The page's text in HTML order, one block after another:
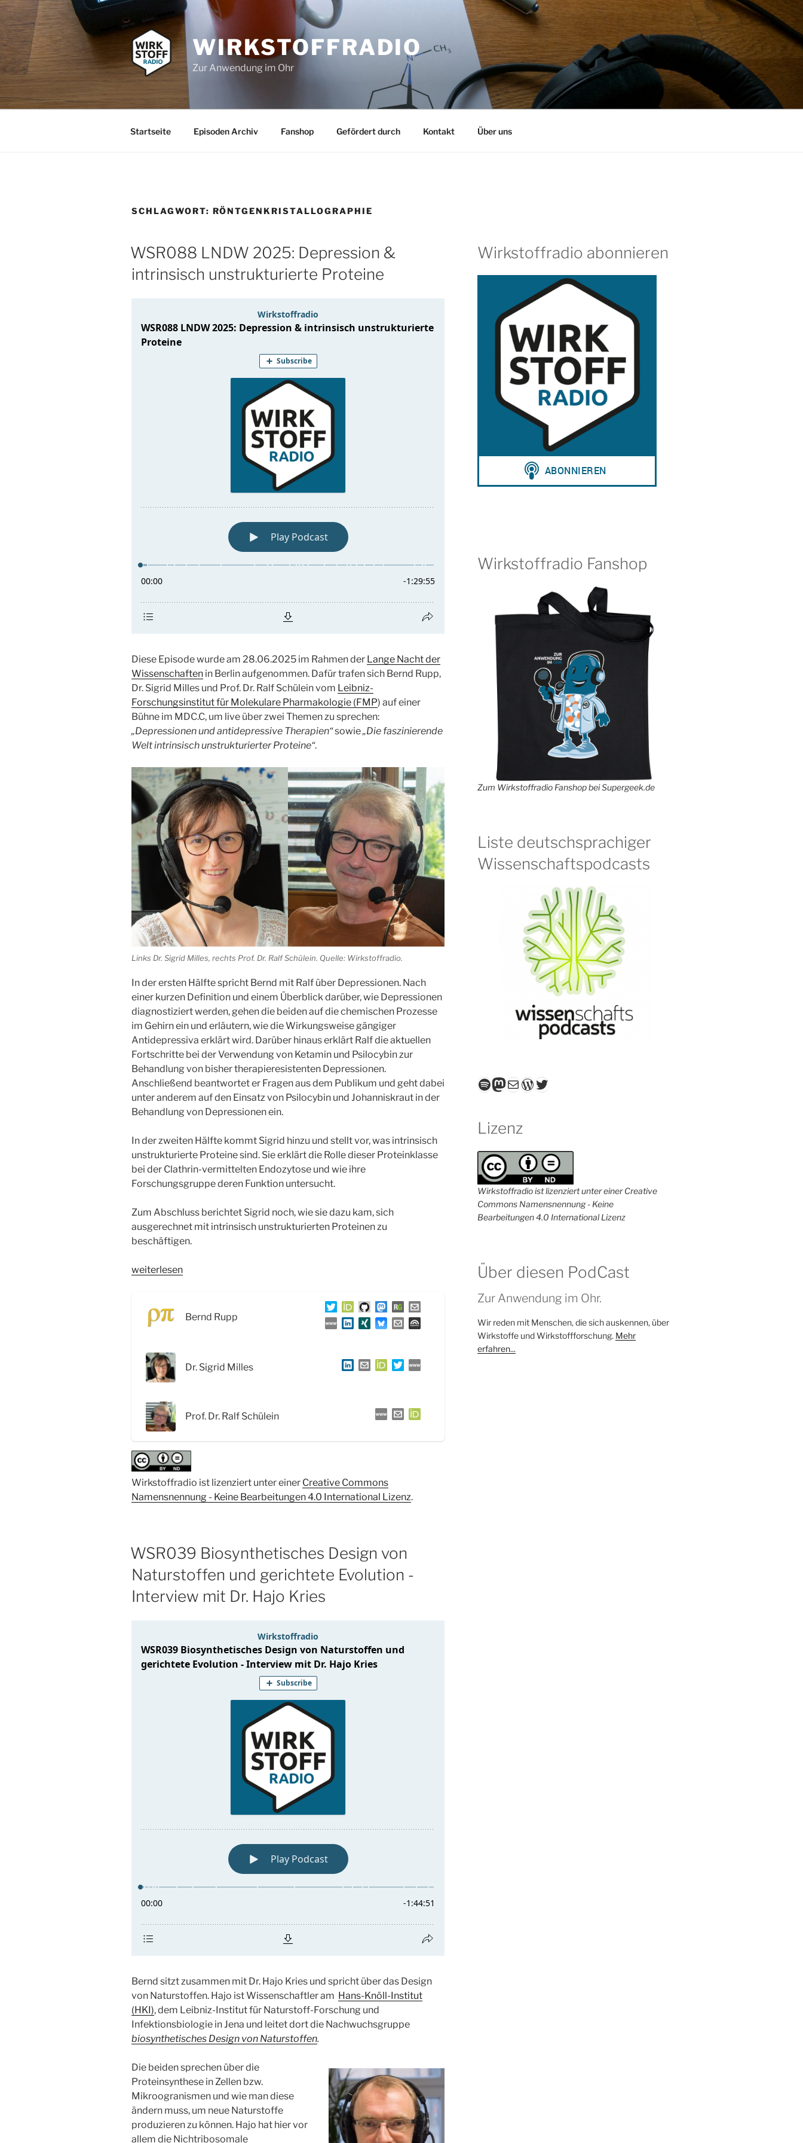
Zum
Inhalt
springen
WIRKSTOFFRADIO
Zur Anwendung im Ohr
Startseite Episoden Archiv Fanshop Gefördert durch Kontakt Über uns
SCHLAGWORT: RÖNTGENKRISTALLOGRAPHIE
WSR088 LNDW 2025: Depression &
intrinsisch unstrukturierte Proteine
Diese Episode wurde am 28.06.2025 im Rahmen der Lange Nacht der
Wissenschaften in Berlin aufgenommen. Dafür trafen sich Bernd Rupp,
Dr. Sigrid Milles und Prof. Dr. Ralf Schülein vom Leibniz-
Forschungsinstitut für Molekulare Pharmakologie (FMP) auf einer
Bühne im MDC.C, um live über zwei Themen zu sprechen:
„Depressionen und antidepressive Therapien“sowie„Die faszinierende
Welt intrinsisch unstrukturierter Proteine“.
Links Dr. Sigrid Milles, rechts Prof. Dr. Ralf Schülein. Quelle: Wirkstoffradio.
In der ersten Hälfte spricht Bernd mit Ralf über Depressionen. Nach
einer kurzen Definition und einem Überblick darüber, wie Depressionen
diagnostiziert werden, gehen die beiden auf die chemischen Prozesse
im Gehirn ein und erläutern, wie die Wirkungsweise gängiger
Antidepressiva erklärt wird. Darüber hinaus erklärt Ralf die aktuellen
Fortschritte bei der Verwendung von Ketamin und Psilocybin zur
Behandlung von bisher therapieresistenten Depressionen.
Anschließend beantwortet er Fragen aus dem Publikum und geht dabei
unter anderem auf den Einsatz von Psilocybin und Johanniskraut in der
Behandlung von Depressionen ein.
In der zweiten Hälfte kommt Sigrid hinzu und stellt vor, was intrinsisch
unstrukturierte Proteine sind. Sie erklärt die Rolle dieser Proteinklasse
bei der Clathrin-vermittelten Endozytose und wie ihre
Forschungsgruppe deren Funktion untersucht.
Zum Abschluss berichtet Sigrid noch, wie sie dazu kam, sich
ausgerechnet mit intrinsisch unstrukturierten Proteinen zu
beschäftigen.
„WSR088
Depression
unstrukturierte
Proteine“
weiterlesen
Bernd Rupp
Dr. Sigrid Milles
Prof. Dr. Ralf Schülein
Wirkstoffradio ist lizenziert unter einer Creative Commons
Namensnennung - Keine Bearbeitungen 4.0 International Lizenz.
WSR039 Biosynthetisches Design von
Naturstoffen und gerichtete Evolution -
Interview mit Dr. Hajo Kries
Bernd sitzt zusammen mit Dr. Hajo Kries und spricht über das Design
von Naturstoffen. Hajo ist Wissenschaftler am Hans-Knöll-Institut
(HKI), dem Leibniz-Institut für Naturstoff-Forschung und
Infektionsbiologie in Jena und leitet dort die Nachwuchsgruppe
biosynthetisches Design von Naturstoffen.
Die beiden sprechen über die
Proteinsynthese in Zellen bzw.
Mikroogranismen und wie man diese
ändern muss, um neue Naturstoffe
produzieren zu können. Hajo hat hier vor
allem die Nichtribosomale
Wirkstoffradio abonnieren
Wirkstoffradio Fanshop
Zum Wirkstoffradio Fanshop bei Supergeek.de
Liste deutschsprachiger
Wissenschaftspodcasts
Spotify
Mastodon
E-MailWordPress
Twitter
Lizenz
Wirkstoffradio ist lizenziert unter einer Creative
Commons Namensnennung - Keine
Bearbeitungen 4.0 International Lizenz
Über diesen PodCast
Zur Anwendung im Ohr.
Wir reden mit Menschen, die sich auskennen, über
Wirkstoffe und Wirkstoffforschung. Mehr
erfahren...